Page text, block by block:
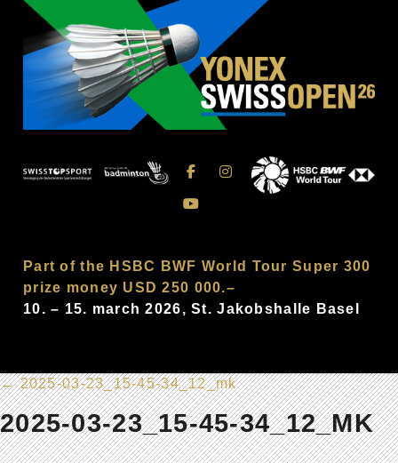
Part of the HSBC BWF World Tour Super 300
prize money USD 250 000.–
10. – 15. march 2026, St. Jakobshalle Basel
←2025-03-23_15-45-34_12_mk
2025-03-23_15-45-34_12_MK